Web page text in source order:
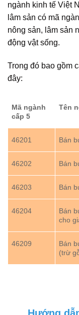
ngành kinh tế Việt
lâm sản có mã
nông sản, lâm sản
động vật sống.
Trong đó bao gồm
đây:
Mã ngành
cấp 5
Tên
46201 Bán
46202 Bán
46203 Bán
46204
Bán
cho
46209
Bán
(trừ
Hướng